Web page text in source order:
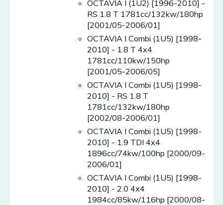
OCTAVIA I (1U2) [1996-2010] -
RS 1.8 T 1781cc/132kw/180hp
[2001/05-2006/01]
OCTAVIA I Combi (1U5) [1998-
2010] - 1.8 T 4x4
1781cc/110kw/150hp
[2001/05-2006/05]
OCTAVIA I Combi (1U5) [1998-
2010] - RS 1.8 T
1781cc/132kw/180hp
[2002/08-2006/01]
OCTAVIA I Combi (1U5) [1998-
2010] - 1.9 TDI 4x4
1896cc/74kw/100hp [2000/09-
2006/01]
OCTAVIA I Combi (1U5) [1998-
2010] - 2.0 4x4
1984cc/85kw/116hp [2000/08-